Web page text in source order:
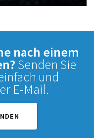
nach einem
Senden Sie
und
E-Mail.